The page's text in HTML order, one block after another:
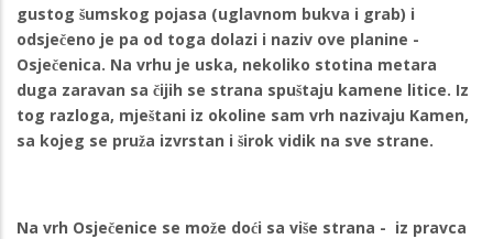
gustog šumskog pojasa (uglavnom bukva i grab) i
odsječeno je pa od toga dolazi i naziv ove planine -
Osječenica. Na vrhu je uska, nekoliko stotina metara
duga zaravan sa čijih se strana spuštaju kamene litice. Iz
tog razloga, mještani iz okoline sam vrh nazivaju Kamen,
sa kojeg se pruža izvrstan i širok vidik na sve strane.
Na vrh Osječenice se može doći sa više strana - iz pravca